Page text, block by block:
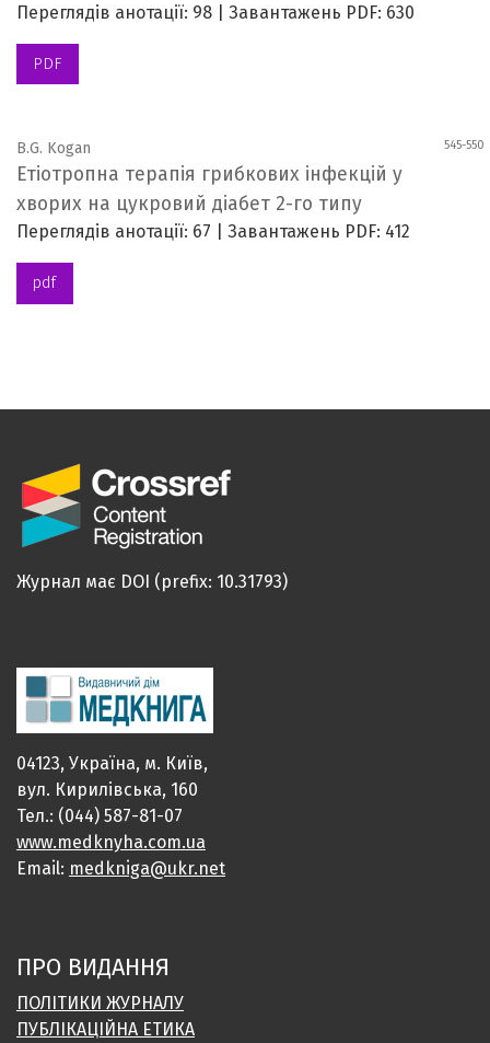
Переглядів анотації: 98 | Завантажень PDF: 630
PDF
B.G. Kogan 545-550
Етіотропна терапія грибкових інфекцій у
хворих на цукровий діабет 2-го типу
Переглядів анотації: 67 | Завантажень PDF: 412
pdf
Журнал має DOI (prefix: 10.31793)
04123, Україна, м. Київ,
вул. Кирилівська, 160
Тел.: (044) 587-81-07
www.medknyha.com.ua
Email: medkniga@ukr.net
ПРО ВИДАННЯ
ПОЛІТИКИ ЖУРНАЛУ
ПУБЛІКАЦІЙНА ЕТИКА